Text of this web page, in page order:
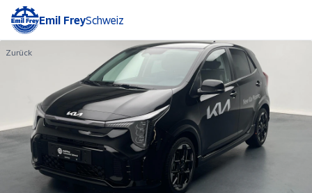
Emil FreySchweiz
Zurück